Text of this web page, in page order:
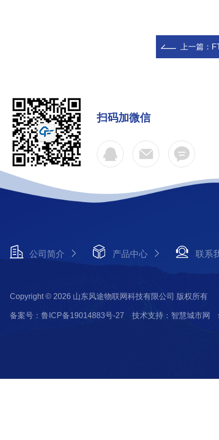
上一篇：
扫码加微信
公司简介 产品中心 联系
Copyright © 2026 山东风途物联网科技有限公司 版权所有
备案号：鲁ICP备19014883号-27 技术支持：智慧城市网